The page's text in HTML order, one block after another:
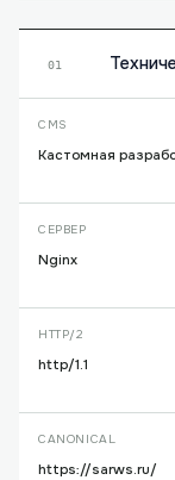
01
CMS
Кастомная
СЕРВЕР
Nginx
HTTP/2
http/1.1
CANONICAL
https://sarws.ru/